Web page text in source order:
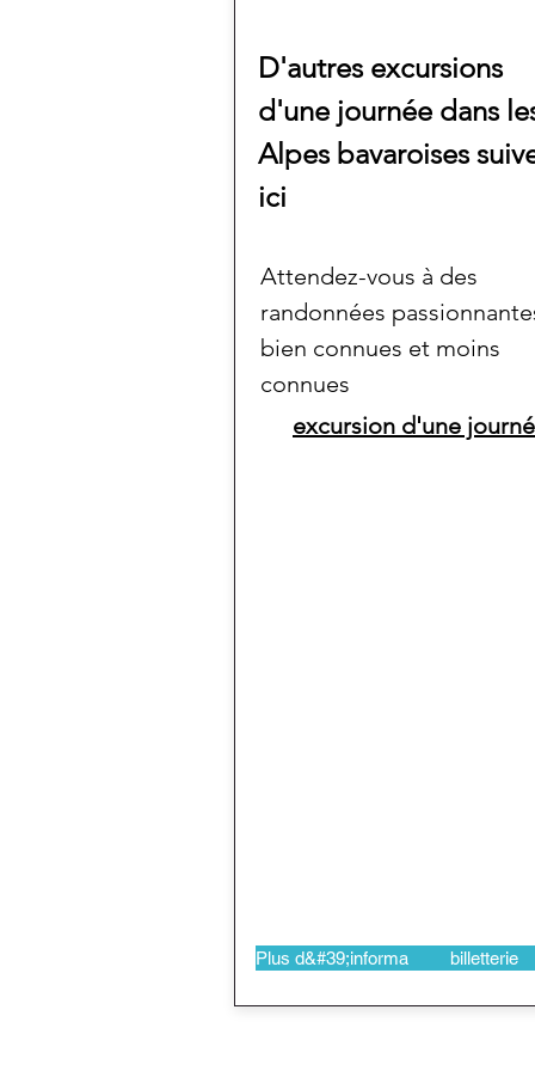
D'autres excursions
d'une journée dans
Alpes bavaroises
ici
Attendez-vous à des
randonnées
bien connues et moins
connues
excursion d'une
Plus d&#39;informations billetterie